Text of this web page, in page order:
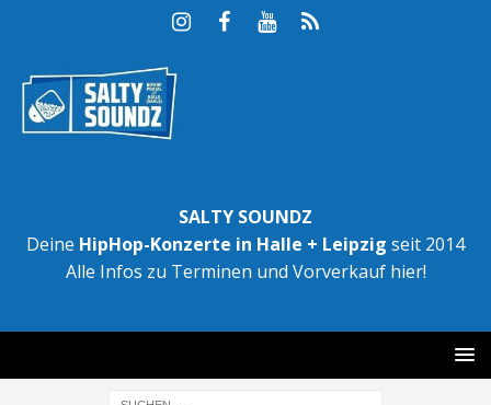
SALTY SOUNDZ
Deine HipHop-Konzerte in Halle + Leipzig seit 2014
Alle Infos zu Terminen und Vorverkauf hier!